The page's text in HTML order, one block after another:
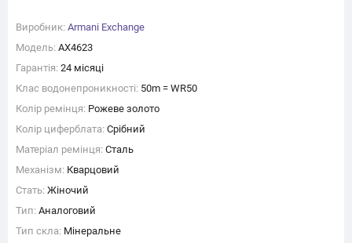
Виробник: Armani Exchange
Модель: AX4623
Гарантія: 24 місяці
Клас водонепроникності: 50m = WR50
Колір ремінця: Рожеве золото
Колір циферблата: Срібний
Матеріал ремінця: Сталь
Механізм: Кварцовий
Стать: Жіночий
Тип: Аналоговий
Тип скла: Мінеральне